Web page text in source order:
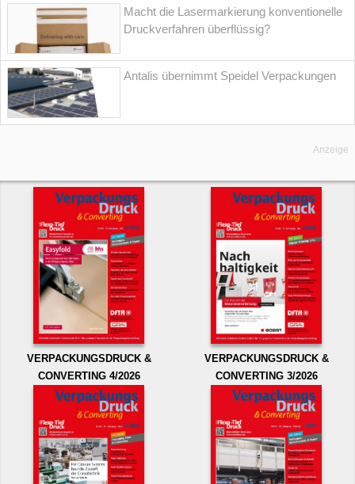
Macht die Lasermarkierung konventionelle
Druckverfahren überflüssig?
Antalis übernimmt Speidel Verpackungen
Anzeige
VERPACKUNGSDRUCK &
CONVERTING 4/2026
VERPACKUNGSDRUCK &
CONVERTING 3/2026